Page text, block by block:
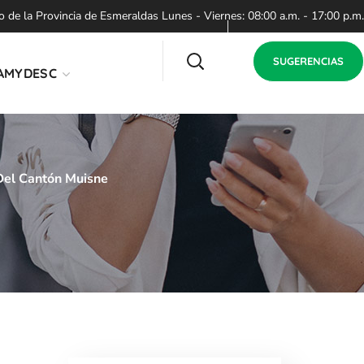
la Provincia de Esmeraldas Lunes - Viernes: 08:00 a.m. - 17:00 p.m.
SUGERENCIAS
Cantón Muisne